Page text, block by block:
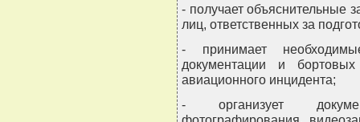
- получает объяснительные
лиц, ответственных за
- принимает
документации и
авиационного инцидента;
- организует